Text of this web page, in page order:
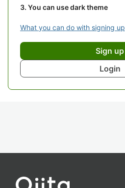
You can use dark theme
What you can do with signing up
Sign up
Login